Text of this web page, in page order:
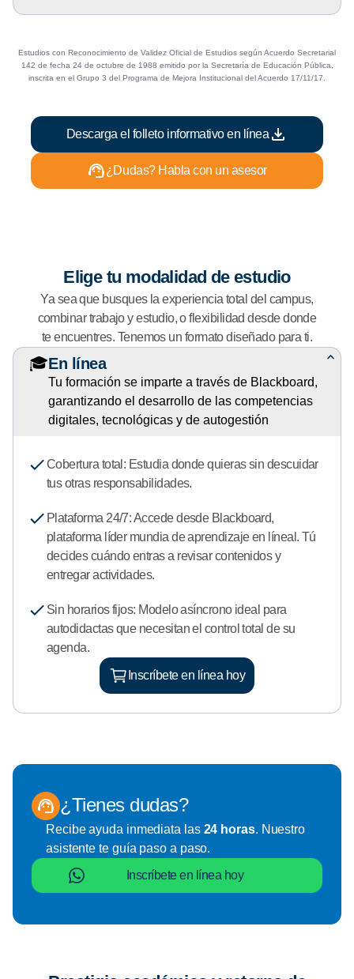
a
r
o
u
l
l
e
-
o
Estudios con Reconocimiento de Validez Oficial de Estudios según Acuerdo Secretarial
142 de fecha 24 de octubre de 1988 emitido por la Secretaría de Educación Pública,
inscrita en el Grupo 3 del Programa de Mejora Institucional del Acuerdo 17/11/17.
Descarga el folleto informativo en línea
¿Dudas? Habla con un asesor
Elige tu modalidad de estudio
Ya sea que busques la experiencia total del campus,
combinar trabajo y estudio, o flexibilidad desde donde
te encuentres. Tenemos un formato diseñado para ti.
🎓En línea
Tu formación se imparte a través de Blackboard,
garantizando el desarrollo de las competencias
digitales, tecnológicas y de autogestión
Cobertura total: Estudia donde quieras sin descuidar
tus otras responsabilidades.
Plataforma 24/7: Accede desde Blackboard,
plataforma líder mundia de aprendizaje en líneal. Tú
decides cuándo entras a revisar contenidos y
entregar actividades.
Sin horarios fijos: Modelo asíncrono ideal para
autodidactas que necesitan el control total de su
agenda.
Inscríbete en línea hoy
¿Tienes dudas?
Recibe ayuda inmediata las 24 horas. Nuestro
asistente te guía paso a paso.
Inscríbete en línea hoy